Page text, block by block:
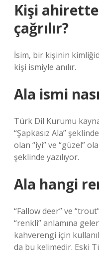
Kişi
çağrılır?
İsim, bir kişinin
kişi ismiyle anılır.
Ala ismi
Türk Dil Kurumu
“Şapkasız Ala”
olan “iyi” ve “güzel”
şeklinde yazılıyor.
Ala hangi
“Fallow deer” ve
“renkli” anlamına
kahverengi için
da bu kelimedir. Eski